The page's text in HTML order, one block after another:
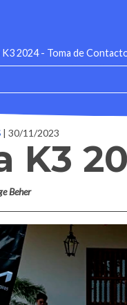
K3 2024 - Toma de
| 30/11/2023
K3
Beher